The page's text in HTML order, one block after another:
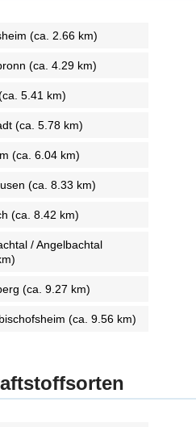
(ca. 2.66 km)
(ca. 4.29 km)
5.41 km)
(ca. 5.78 km)
(ca. 6.04 km)
(ca. 8.33 km)
(ca. 8.42 km)
/ Angelbachtal
(ca. 9.27 km)
(ca. 9.56 km)